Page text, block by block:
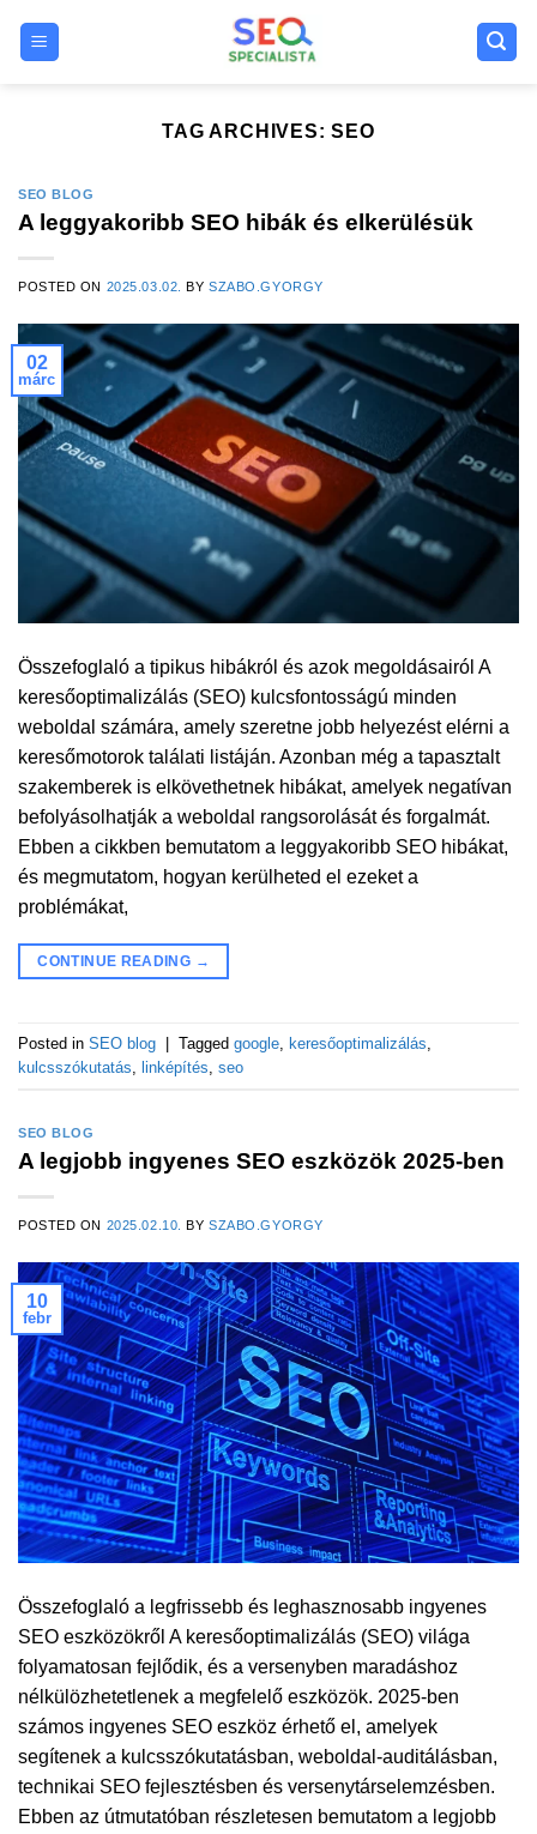
TAG ARCHIVES:SEO
SEO BLOG
A leggyakoribb SEO hibák és elkerülésük
POSTED ON 2025.03.02. BYSZABO.GYORGY
02
márc
Összefoglaló a tipikus hibákról és azok megoldásairól A
keresőoptimalizálás (SEO) kulcsfontosságú minden
weboldal számára, amely szeretne jobb helyezést elérni a
keresőmotorok találati listáján. Azonban még a tapasztalt
szakemberek is elkövethetnek hibákat, amelyek negatívan
befolyásolhatják a weboldal rangsorolását és forgalmát.
Ebben a cikkben bemutatom a leggyakoribb SEO hibákat,
és megmutatom, hogyan kerülheted el ezeket a
problémákat,
CONTINUE READING →
Posted in SEO blog | Tagged google keresőoptimalizálás
kulcsszókutatás linképítés seo
SEO BLOG
A legjobb ingyenes SEO eszközök 2025-ben
POSTED ON 2025.02.10. BYSZABO.GYORGY
10
febr
Összefoglaló a legfrissebb és leghasznosabb ingyenes
SEO eszközökről A keresőoptimalizálás (SEO) világa
folyamatosan fejlődik, és a versenyben maradáshoz
nélkülözhetetlenek a megfelelő eszközök. 2025-ben
számos ingyenes SEO eszköz érhető el, amelyek
segítenek a kulcsszókutatásban, weboldal-auditálásban,
technikai SEO fejlesztésben és versenytárselemzésben.
Ebben az útmutatóban részletesen bemutatom a legjobb